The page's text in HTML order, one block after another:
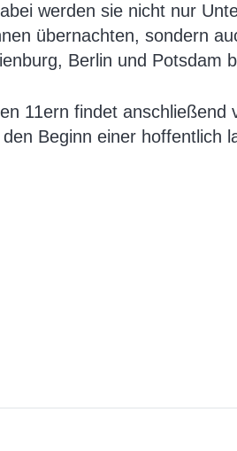
werden sie nicht nur
übernachten, sondern
Berlin und Potsdam
11ern findet anschließend
Beginn einer hoffentlich